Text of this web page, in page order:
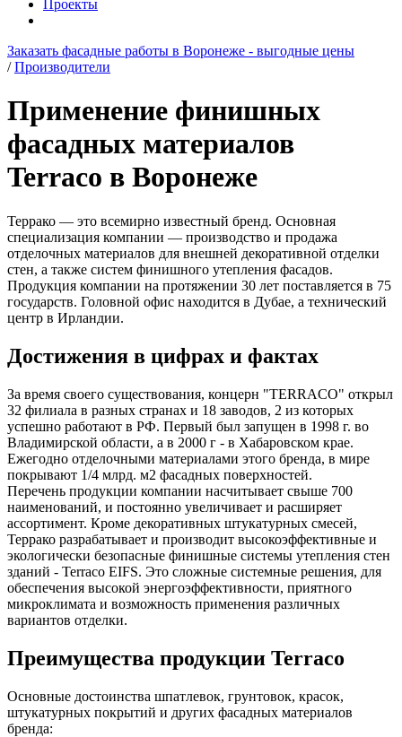
Проекты
Заказать фасадные работы в Воронеже - выгодные цены
/ Производители
Применение финишных
фасадных материалов
Terraco в Воронеже
Террако — это всемирно известный бренд. Основная
специализация компании — производство и продажа
отделочных материалов для внешней декоративной отделки
стен, а также систем финишного утепления фасадов.
Продукция компании на протяжении 30 лет поставляется в 75
государств. Головной офис находится в Дубае, а технический
центр в Ирландии.
Достижения в цифрах и фактах
За время своего существования, концерн "TERRACO" открыл
32 филиала в разных странах и 18 заводов, 2 из которых
успешно работают в РФ. Первый был запущен в 1998 г. во
Владимирской области, а в 2000 г - в Хабаровском крае.
Ежегодно отделочными материалами этого бренда, в мире
покрывают 1/4 млрд. м2 фасадных поверхностей.
Перечень продукции компании насчитывает свыше 700
наименований, и постоянно увеличивает и расширяет
ассортимент. Кроме декоративных штукатурных смесей,
Террако разрабатывает и производит высокоэффективные и
экологически безопасные финишные системы утепления стен
зданий - Terraco EIFS. Это сложные системные решения, для
обеспечения высокой энергоэффективности, приятного
микроклимата и возможность применения различных
вариантов отделки.
Преимущества продукции Terraco
Основные достоинства шпатлевок, грунтовок, красок,
штукатурных покрытий и других фасадных материалов
бренда: